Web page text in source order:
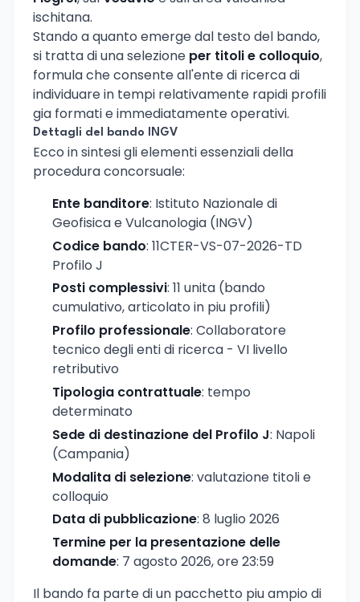
ischitana.
Stando a quanto emerge dal testo del bando,
si tratta di una selezione per titoli e colloquio,
formula che consente all'ente di ricerca di
individuare in tempi relativamente rapidi profili
gia formati e immediatamente operativi.
Dettagli del bando INGV
Ecco in sintesi gli elementi essenziali della
procedura concorsuale:
Ente banditore: Istituto Nazionale di
Geofisica e Vulcanologia (INGV)
Codice bando: 11CTER-VS-07-2026-TD
Profilo J
Posti complessivi: 11 unita (bando
cumulativo, articolato in piu profili)
Profilo professionale: Collaboratore
tecnico degli enti di ricerca - VI livello
retributivo
Tipologia contrattuale: tempo
determinato
Sede di destinazione del Profilo J: Napoli
(Campania)
Modalita di selezione: valutazione titoli e
colloquio
Data di pubblicazione: 8 luglio 2026
Termine per la presentazione delle
domande: 7 agosto 2026, ore 23:59
Il bando fa parte di un pacchetto piu ampio di